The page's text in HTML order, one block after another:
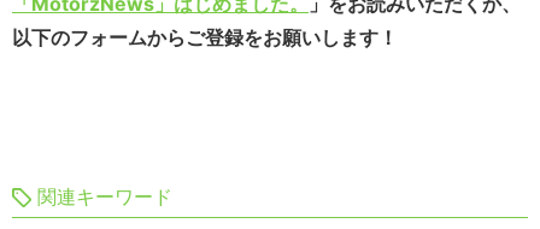
以下のフォームからご登録をお願いします！
関連キーワード